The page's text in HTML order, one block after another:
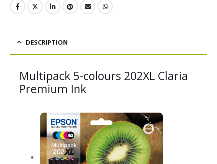
DESCRIPTION
Multipack 5-colours 202XL Claria
Premium Ink